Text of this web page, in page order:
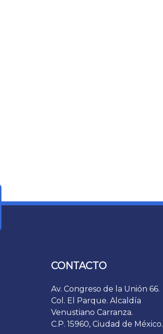
CONTACTO
Av. Congreso de la Unión 66.
Col. El Parque. Alcaldía
Venustiano Carranza.
C.P. 15960, Ciudad de México.